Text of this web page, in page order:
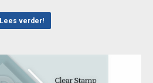
Lees verder!